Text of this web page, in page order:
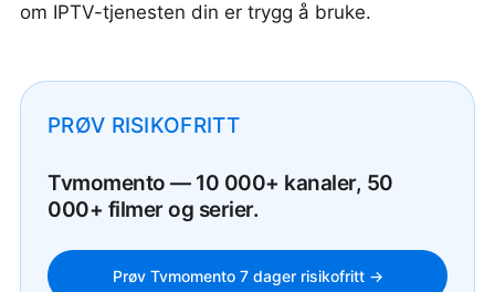
om IPTV-tjenesten din er trygg å bruke.
PRØV RISIKOFRITT
Tvmomento — 10 000+ kanaler, 50
000+ filmer og serier.
Prøv Tvmomento 7 dager risikofritt →